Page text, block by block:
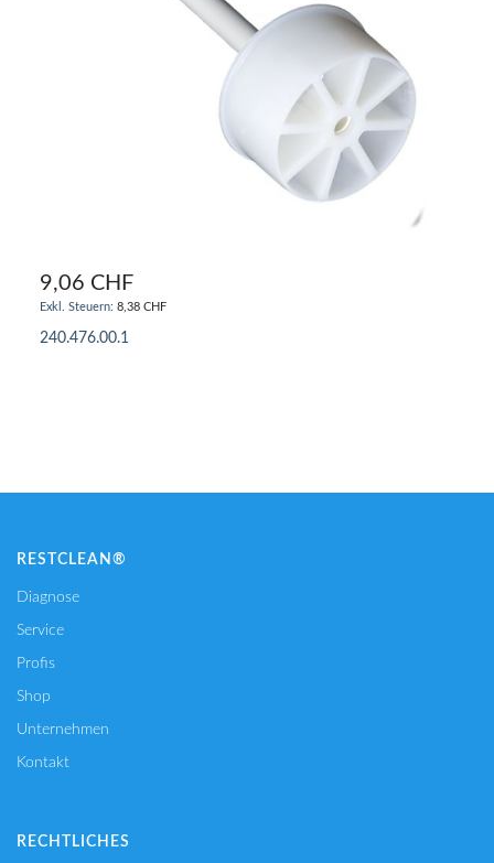
9,06 CHF
8,38 CHF
240.476.00.1
RESTCLEAN®
Diagnose
Service
Profis
Shop
Unternehmen
Kontakt
RECHTLICHES